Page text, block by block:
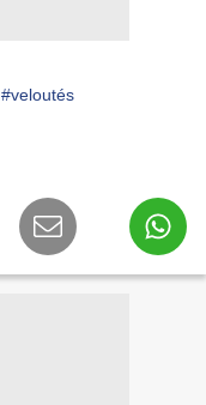
#veloutés